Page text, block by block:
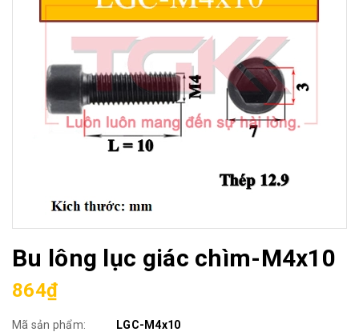
Bu lông lục giác chìm-M4x10
864₫
Mã sản phẩm:
LGC-M4x10